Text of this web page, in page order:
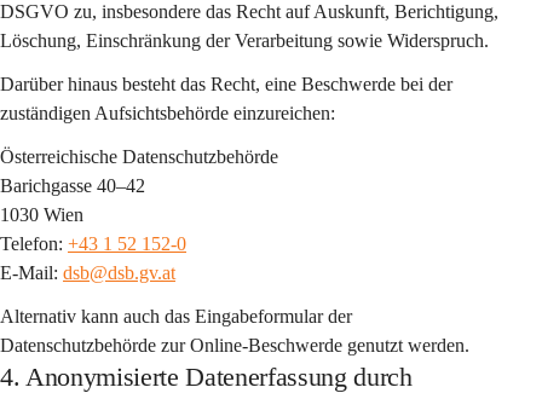
DSGVO zu, insbesondere das Recht auf Auskunft, Berichtigung,
Löschung, Einschränkung der Verarbeitung sowie Widerspruch.
Darüber hinaus besteht das Recht, eine Beschwerde bei der
zuständigen Aufsichtsbehörde einzureichen:
Österreichische Datenschutzbehörde
Barichgasse 40–42
1030 Wien
Telefon: +43 1 52 152-0
E-Mail: dsb@dsb.gv.at
Alternativ kann auch das Eingabeformular der
Datenschutzbehörde zur Online-Beschwerde genutzt werden.
4. Anonymisierte Datenerfassung durch